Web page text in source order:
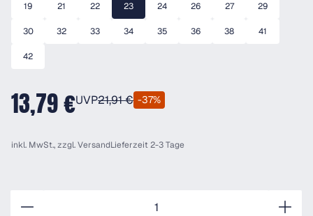
19 21 22 23 24 26 27 29
30 32 33 34 35 36 38 41
42
13,79 €UVP21,91 € -37%
inkl. MwSt., zzgl.VersandLieferzeit 2-3 Tage